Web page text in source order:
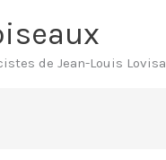
de Jean-Louis Lovisa